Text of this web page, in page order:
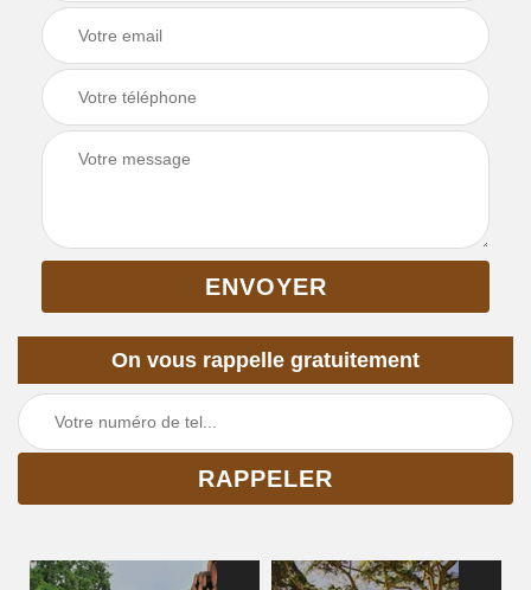
On vous rappelle gratuitement